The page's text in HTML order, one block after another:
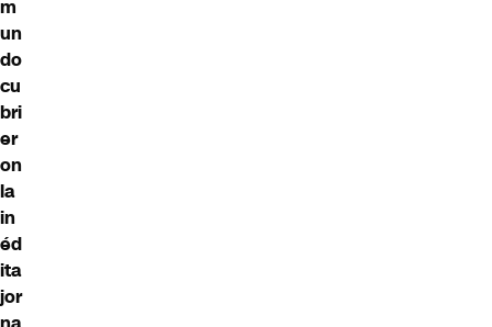
m
un
do
cu
bri
er
on
la
in
éd
ita
jor